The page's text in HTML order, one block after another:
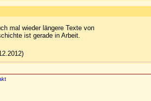
mal wieder längere Texte von
ist gerade in Arbeit.